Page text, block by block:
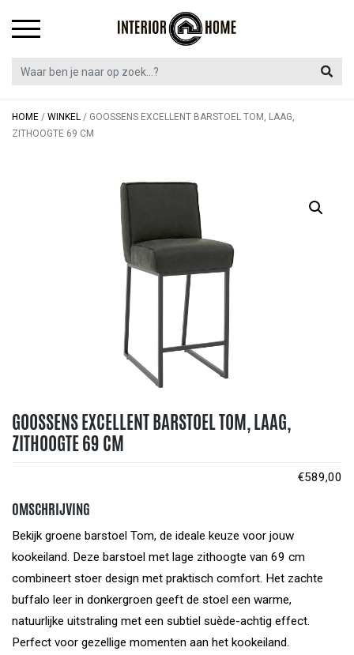
HOME / WINKEL / GOOSSENS EXCELLENT BARSTOEL TOM, LAAG,
ZITHOOGTE 69 CM
GOOSSENS EXCELLENT BARSTOEL TOM, LAAG,
ZITHOOGTE 69 CM
€589,00
OMSCHRIJVING
Bekijk groene barstoel Tom, de ideale keuze voor jouw
kookeiland. Deze barstoel met lage zithoogte van 69 cm
combineert stoer design met praktisch comfort. Het zachte
buffalo leer in donkergroen geeft de stoel een warme,
natuurlijke uitstraling met een subtiel suède-achtig effect.
Perfect voor gezellige momenten aan het kookeiland.